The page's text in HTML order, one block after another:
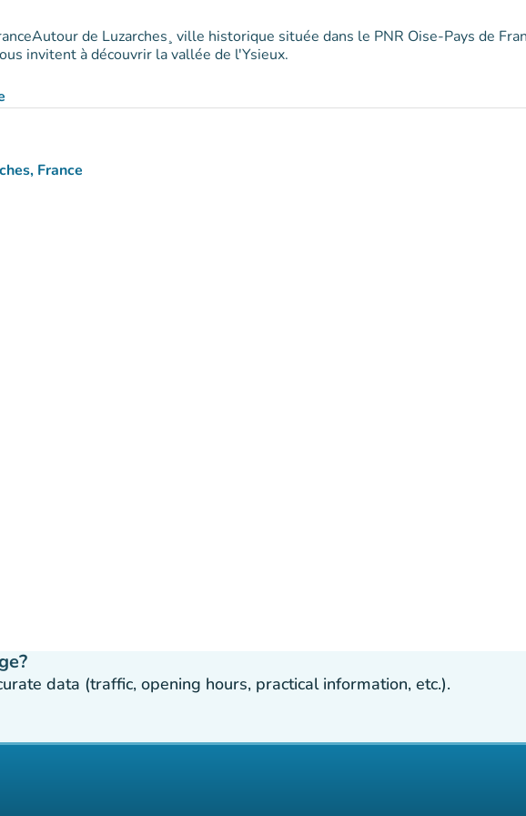
de Luzarches¸ ville historique située dans le PNR Oise-Pays de
invitent à découvrir la vallée de l'Ysieux.
France
Maps)
data (traffic, opening hours, practical information, etc.).